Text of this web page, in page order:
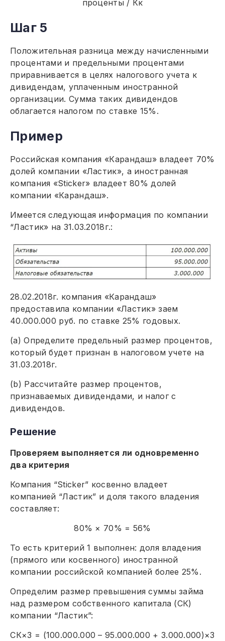
проценты / Кк
Шаг 5
Положительная разница между начисленными
процентами и предельными процентами
приравнивается в целях налогового учета к
дивидендам, уплаченным иностранной
организации. Сумма таких дивидендов
облагается налогом по ставке 15%.
Пример
Российская компания «Карандаш» владеет 70%
долей компании «Ластик», а иностранная
компания «Sticker» владеет 80% долей
компании «Карандаш».
Имеется следующая информация по компании
“Ластик» на 31.03.2018г.:
28.02.2018г. компания «Карандаш»
предоставила компании «Ластик» заем
40.000.000 руб. по ставке 25% годовых.
(a) Определите предельный размер процентов,
который будет признан в налоговом учете на
31.03.2018г.
(b) Рассчитайте размер процентов,
признаваемых дивидендами, и налог с
дивидендов.
Решение
Проверяем выполняется ли одновременно
два критерия
Компания “Sticker” косвенно владеет
компанией “Ластик” и доля такого владения
составляет:
80% × 70% = 56%
То есть критерий 1 выполнен: доля владения
(прямого или косвенного) иностранной
компании российской компанией более 25%.
Определим размер превышения суммы займа
над размером собственного капитала (СК)
компании “Ластик”:
CК×3 = (100.000.000 – 95.000.000 + 3.000.000)×3